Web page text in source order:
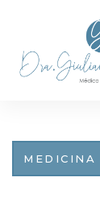
MEDICINA